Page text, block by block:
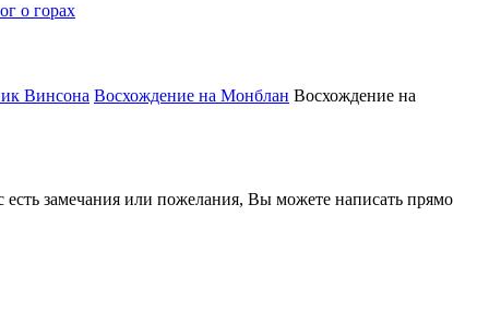
о горах
Винсона Восхождение на Монблан Восхождение на
замечания или пожелания, Вы можете написать прямо